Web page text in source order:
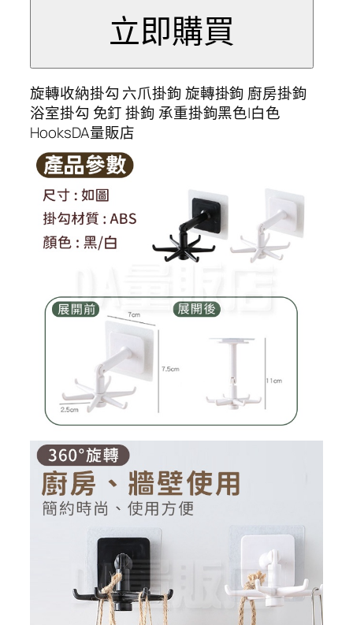
旋轉收納掛勾 六爪掛鉤 旋轉掛鉤 廚房掛鉤
浴室掛勾 免釘 掛鉤 承重掛鉤黑色|白色
HooksDA量販店